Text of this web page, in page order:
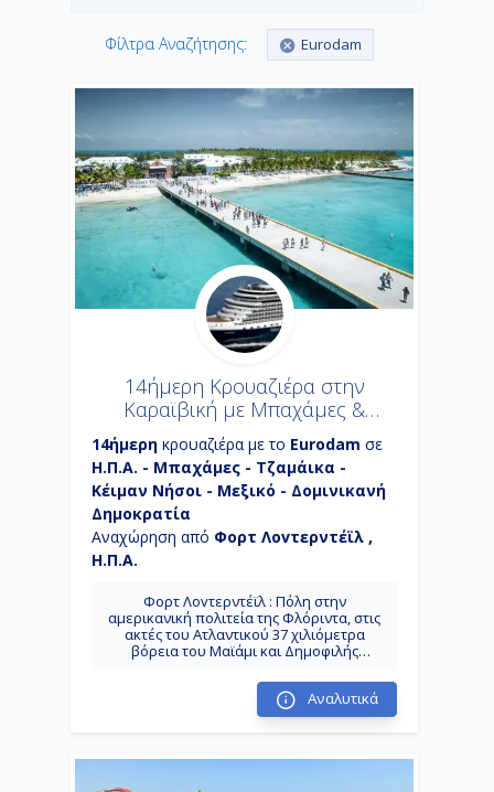
Φίλτρα Αναζήτησης: Eurodam
14ήμερη Κρουαζιέρα στην
Καραϊβική με Μπαχάμες &
Μεξικό (26HAL33)
14ήμερη κρουαζιέρα με το Eurodam σε
Η.Π.Α. - Μπαχάμες - Τζαμάικα -
Κέιμαν Νήσοι - Μεξικό - Δομινικανή
Δημοκρατία
Αναχώρηση από Φορτ Λοvτερντέϊλ ,
Η.Π.Α.
Φορτ Λοvτερντέϊλ : Πόλη στην
αμερικανική πολιτεία της Φλόριντα, στις
ακτές του Ατλαντικού 37 χιλιόμετρα
βόρεια του Μαϊάμι και Δημοφιλής
νησιά του αρχιπελάγους που απαρτίζουν
τις Μπαχάμες. Είναι ένα ιδιωτικό νησί που
γιατί όχι να μην κολυμπήσετε μαζί τους!
Αναλυτικά